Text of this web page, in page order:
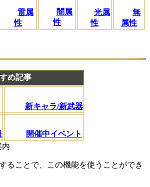
雷属
性
闇属
性
光属
性
無
属性
め記事
新キャラ/新武器
開催中イベント
内
ることで、この機能を使うことができ